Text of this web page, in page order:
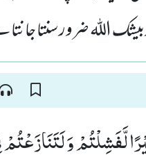
اللہ ضرور سنتا
لَّفَشِلْتُمْ وَ لَتَنَازَعْتُمْ